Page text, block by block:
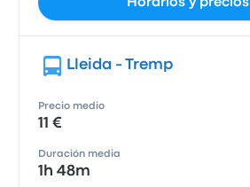
Horarios y precios
Lleida - Tremp
Precio medio
11 €
Duración media
1h 48m